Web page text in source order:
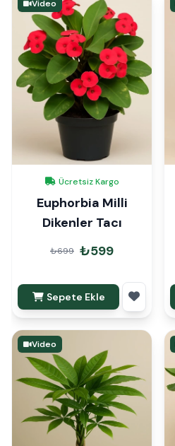
Video
Ücretsiz Kargo
Euphorbia Milli
Dikenler Tacı
₺699 ₺599
Sepete Ekle
Video